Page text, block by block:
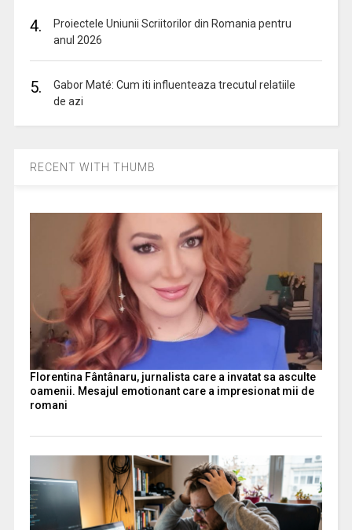
4.
Proiectele Uniunii Scriitorilor din Romania pentru
anul 2026
5.
Gabor Maté: Cum iti influenteaza trecutul relatiile
de azi
RECENT WITH THUMB
Florentina Fântânaru, jurnalista care a invatat sa asculte
oamenii. Mesajul emotionant care a impresionat mii de
romani